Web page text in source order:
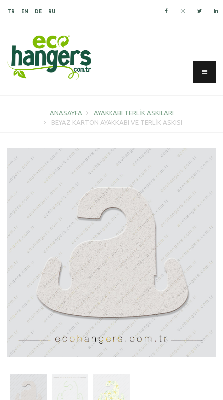
TR EN DE RU
ANASAYFA
AYAKKABI TERLIK ASKILARI
BEYAZ KARTON AYAKKABI VE TERLIK ASKISI